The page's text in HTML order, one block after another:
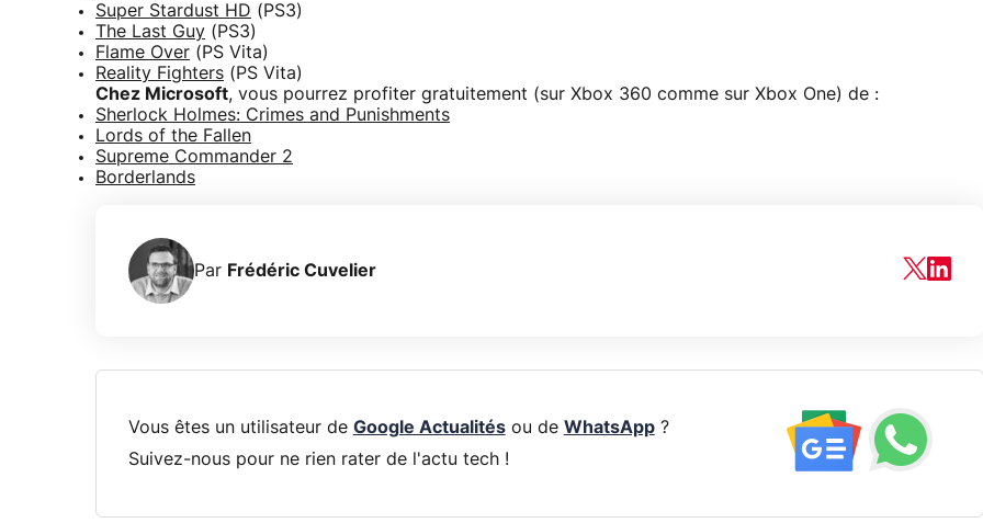
Super Stardust HD (PS3)
The Last Guy (PS3)
Flame Over (PS Vita)
Reality Fighters (PS Vita)
Chez Microsoft, vous pourrez profiter gratuitement (sur Xbox 360 comme sur Xbox One) de :
Sherlock Holmes: Crimes and Punishments
Lords of the Fallen
Supreme Commander 2
Borderlands
Par Frédéric Cuvelier
Vous êtes un utilisateur de Google Actualitésou de WhatsApp?
Suivez-nous pour ne rien rater de l'actu tech !